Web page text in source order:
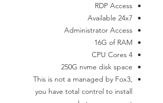
RDP Access
Available 24x7
Administrator Access
16G of RAM
4 CPU Cores
250G nvme disk space
This is not a managed by Fox3,
you have total control to install